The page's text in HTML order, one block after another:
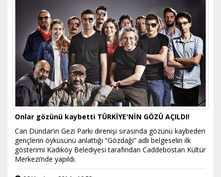
Onlar gözünü kaybetti TÜRKİYE'NİN GÖZÜ AÇILDI!
Can Dündar’ın Gezi Parkı direnişi sırasında gözünü kaybeden
gençlerin öyküsünü anlattığı “Gözdağı” adlı belgeselin ilk
gösterimi Kadıköy Belediyesi tarafından Caddebostan Kültür
Merkezi’nde yapıldı.